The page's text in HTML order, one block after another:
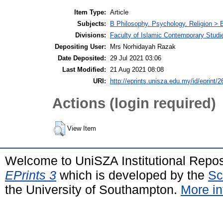
Item Type: Article
Subjects:
B Philosophy. Psychology. Religion >
Divisions:
Faculty of Islamic Contemporary
Depositing User:
Mrs Norhidayah Razak
Date Deposited:
29 Jul 2021 03:06
Last Modified:
21 Aug 2021 08:08
URI:
http://eprints.unisza.edu.my/id/eprint/
Actions (login required)
View Item
Welcome to UniSZA Institutional
EPrints 3 which is developed by the
the University of Southampton. More